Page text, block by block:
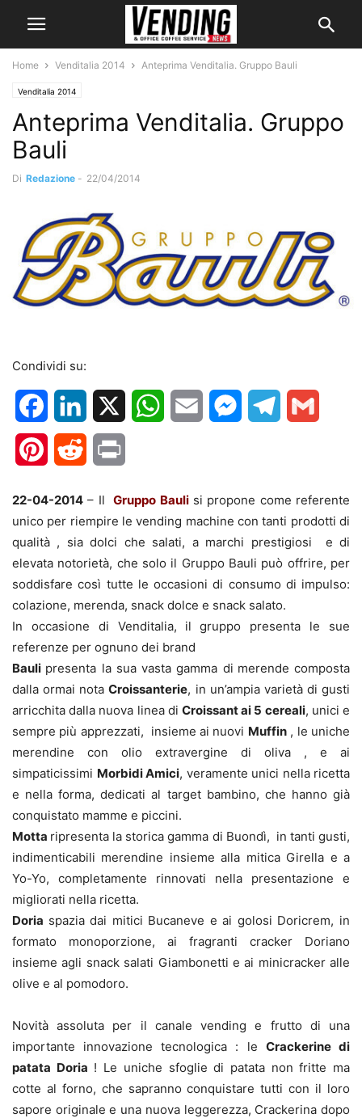
Home Venditalia 2014 Anteprima Venditalia. Gruppo Bauli
Venditalia 2014
Anteprima Venditalia. Gruppo
Bauli
Di Redazione - 22/04/2014
Condividi su:
FacebookLinkedIn WhatsApp
Email MessengerTelegram
PinterestReddit
22-04-2014 – IlGruppo Baulisi propone come referente
unico per riempire le vending machine con tanti prodotti di
qualità , sia dolci che salati, a marchi prestigiosi e di
elevata notorietà, che solo il Gruppo Bauli può offrire, per
soddisfare così tutte le occasioni di consumo di impulso:
colazione, merenda, snack dolce e snack salato.
In occasione di Venditalia,
il gruppo presenta le sue
referenze per ognuno dei brand
Bauli presenta la sua vasta gamma di merende composta
dalla ormai notaCroissanterie, in un’ampia varietà di gusti
arricchita dalla nuova linea di Croissant ai 5 cereali, unici e
sempre più apprezzati, insieme ai nuovi Muffin, le uniche
merendine con olio extravergine di oliva , e ai
simpaticissimi Morbidi Amici, veramente unici nella ricetta
e nella forma, dedicati al target bambino, che hanno già
conquistato mamme e piccini.
Motta ripresenta la storica gamma di Buondì, in tanti gusti,
indimenticabili merendine insieme alla mitica Girella e a
Yo-Yo, completamente rinnovati nella presentazione e
migliorati nella ricetta.
Doria spazia dai mitici Bucaneve e ai golosi Doricrem, in
formato monoporzione, ai fragranti cracker Doriano
insieme agli snack salati Giambonetti e ai minicracker alle
olive e al pomodoro.
Novità assoluta per il canale vending e frutto di una
importante innovazione tecnologica : le Crackerine di
patata Doria ! Le uniche sfoglie di patata non fritte ma
cotte al forno, che sapranno conquistare tutti con il loro
sapore originale e una nuova leggerezza, Crackerina dopo